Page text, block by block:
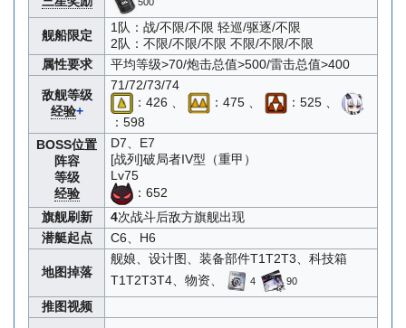
舰船限定
1队：战/不限/不限 轻巡/驱逐/不限
2队：不限/不限/不限 不限/不限/不限
属性要求
平均等级>70/炮击总值>500/雷击总值>400
敌舰等级
经验+
71/72/73/74
：426 、
：475 、
：525 、
：598
BOSS位置
阵容
等级
经验
D7、E7
[战列]破局者IV型（重甲）
Lv75
：652
旗舰刷新
4次战斗后敌方旗舰出现
潜艇起点
C6、H6
地图掉落
舰娘、设计图、装备部件T1T2T3、科技箱
T1T2T3T4、物资、
4 90
推图视频